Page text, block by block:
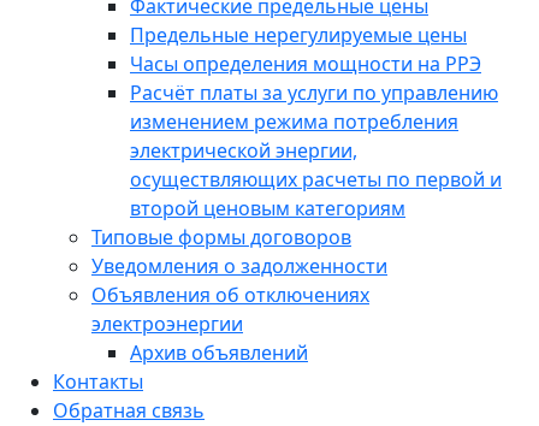
Фактические предельные цены
Предельные нерегулируемые цены
Часы определения мощности на РРЭ
Расчёт платы за услуги по управлению
изменением режима потребления
электрической энергии,
осуществляющих расчеты по первой и
второй ценовым категориям
Типовые формы договоров
Уведомления о задолженности
Объявления об отключениях
электроэнергии
Архив объявлений
Контакты
Обратная связь